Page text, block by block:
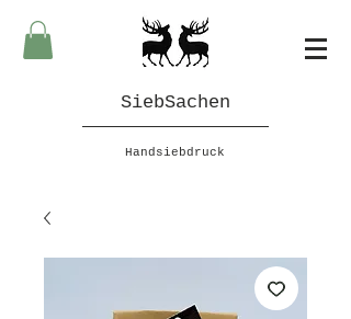
SiebSachen
Handsiebdruck